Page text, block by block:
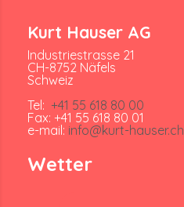
Kurt Hauser AG
Industriestrasse 21
CH-8752 Näfels
Schweiz
Tel: +41 55 618 80 00
Fax: +41 55 618 80 01
e-mail: info@kurt-hauser.ch
Wetter